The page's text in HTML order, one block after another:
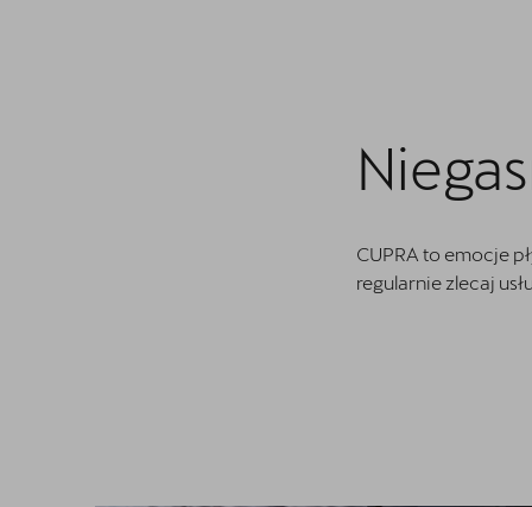
CUPRA to emocje
regularnie zlecaj